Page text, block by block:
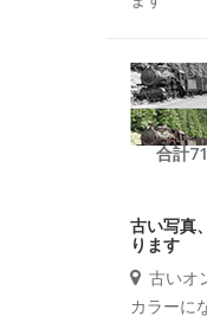
合計
古い写真
ります
古いオ
カラーに